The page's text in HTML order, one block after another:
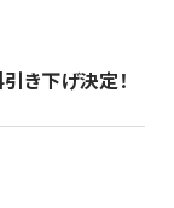
き下げ決定！